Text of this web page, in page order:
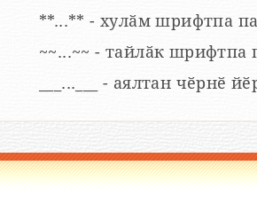
**...** - хулӑм шрифтпа
~~...~~ - тайлӑк шрифтпа
___...___ - аялтан чӗрнӗ